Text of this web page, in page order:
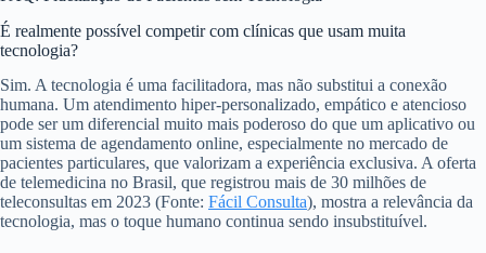
É realmente possível competir com clínicas que usam muita
tecnologia?
Sim. A tecnologia é uma facilitadora, mas não substitui a conexão
humana. Um atendimento hiper-personalizado, empático e atencioso
pode ser um diferencial muito mais poderoso do que um aplicativo ou
um sistema de agendamento online, especialmente no mercado de
pacientes particulares, que valorizam a experiência exclusiva. A oferta
de telemedicina no Brasil, que registrou mais de 30 milhões de
teleconsultas em 2023 (Fonte: Fácil Consulta), mostra a relevância da
tecnologia, mas o toque humano continua sendo insubstituível.